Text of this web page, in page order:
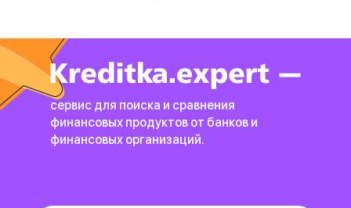
сервис для поиска и сравнения
финансовых продуктов от банков и
финансовых организаций.